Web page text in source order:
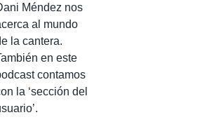
Méndez nos
al mundo
la cantera.
en este
contamos
la ‘sección del